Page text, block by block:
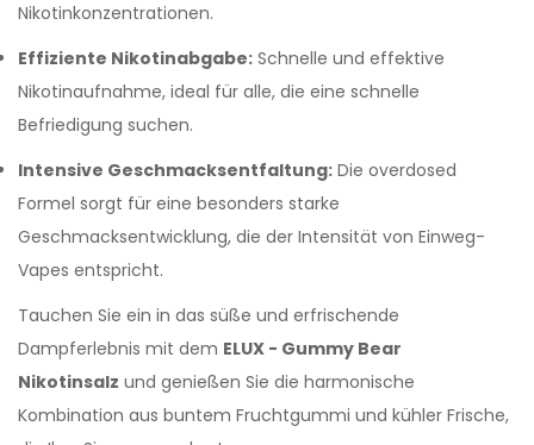
Nikotinkonzentrationen.
Effiziente Nikotinabgabe: Schnelle und effektive
Nikotinaufnahme, ideal für alle, die eine schnelle
Befriedigung suchen.
Intensive Geschmacksentfaltung: Die overdosed
Formel sorgt für eine besonders starke
Geschmacksentwicklung, die der Intensität von Einweg-
Vapes entspricht.
Tauchen Sie ein in das süße und erfrischende
Dampferlebnis mit dem ELUX - Gummy Bear
Nikotinsalz und genießen Sie die harmonische
Kombination aus buntem Fruchtgummi und kühler Frische,